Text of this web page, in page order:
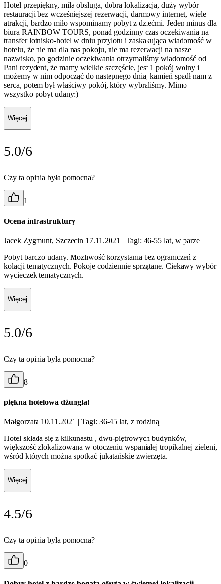
Hotel przepiękny, miła obsługa, dobra lokalizacja, duży wybór
restauracji bez wcześniejszej rezerwacji, darmowy internet, wiele
atrakcji, bardzo miło wspominamy pobyt z dziećmi. Jeden minus dla
biura RAINBOW TOURS, ponad godzinny czas oczekiwania na
transfer lotnisko-hotel w dniu przylotu i zaskakująca wiadomość w
hotelu, że nie ma dla nas pokoju, nie ma rezerwacji na nasze
nazwisko, po godzinie oczekiwania otrzymaliśmy wiadomość od
Pani rezydent, że mamy wielkie szczęście, jest 1 pokój wolny i
możemy w nim odpocząć do następnego dnia, kamień spadł nam z
serca, potem był właściwy pokój, który wybraliśmy. Mimo
wszystko pobyt udany:)
Więcej
5.0/6
Czy ta opinia była pomocna?
1
Ocena infrastruktury
Jacek Zygmunt, Szczecin 17.11.2021 | Tagi: 46-55 lat, w parze
Pobyt bardzo udany. Możliwość korzystania bez ograniczeń z
kolacji tematycznych. Pokoje codziennie sprzątane. Ciekawy wybór
wycieczek tematycznych.
Więcej
5.0/6
Czy ta opinia była pomocna?
8
piękna hotelowa dżungla!
Małgorzata 10.11.2021 | Tagi: 36-45 lat, z rodziną
Hotel składa się z kilkunastu , dwu-piętrowych budynków,
większość zlokalizowana w otoczeniu wspaniałej tropikalnej zieleni,
wśród których można spotkać jukatańskie zwierzęta.
Więcej
4.5/6
Czy ta opinia była pomocna?
0